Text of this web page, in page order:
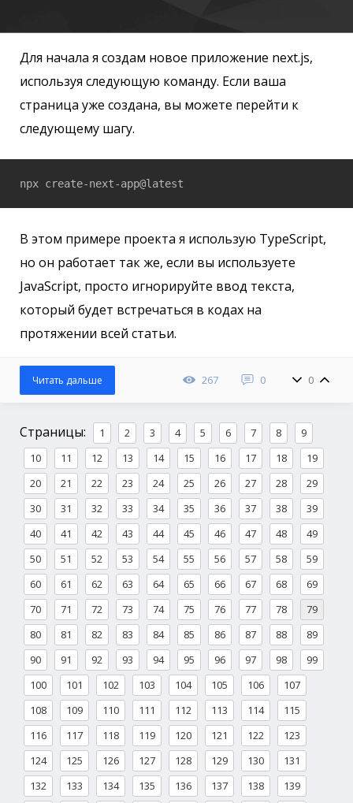
Для начала я создам новое приложение next.js,
используя следующую команду. Если ваша
страница уже создана, вы можете перейти к
следующему шагу.
npx create-next-app@latest
В этом примере проекта я использую TypeScript,
но он работает так же, если вы используете
JavaScript, просто игнорируйте ввод текста,
который будет встречаться в кодах на
протяжении всей статьи.
267 0 0
Читать дальше
Страницы: 1 2 3 4 5 6 7 8
9
10
11 12 13 14 15 16 17 18
19
20
21 22 23 24 25 26 27 28
29
30
31 32 33 34 35 36 37 38
39
40
41 42 43 44 45 46 47 48
49
50
51 52 53 54 55 56 57 58
59
60
61 62 63 64 65 66 67 68
69
70
71 72 73 74 75 76 77 78
79
80
81 82 83 84 85 86 87 88
89
90
91 92 93 94 95 96 97 98
99
100
101 102 103 104 105 106
107
108
109 110 111 112 113 114
115
116
117 118 119 120 121 122
123
124
125 126 127 128 129 130
131
132
133 134 135 136 137 138
139